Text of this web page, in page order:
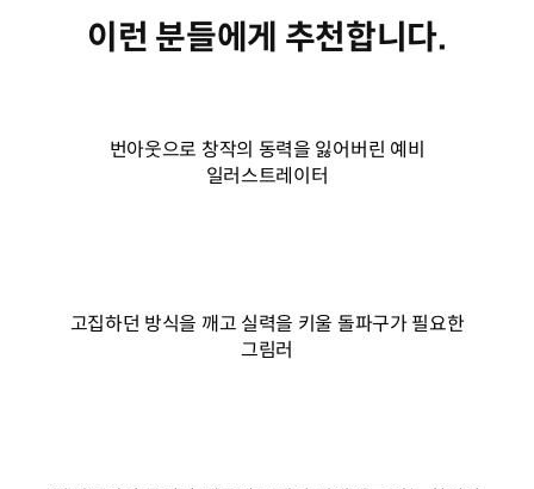
이런 분들에게 추천합니다.
번아웃으로 창작의 동력을 잃어버린 예비
일러스트레이터
고집하던 방식을 깨고 실력을 키울 돌파구가 필요한
그림러